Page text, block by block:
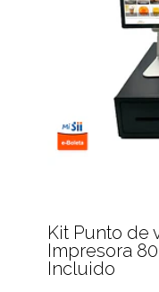
Kit Punto de
Impresora
Incluido